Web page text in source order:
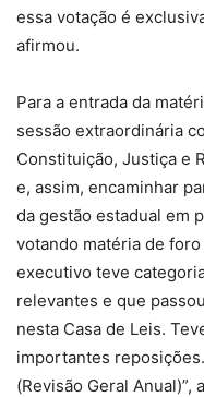
essa votação é
afirmou.
Para a entrada da
sessão extraordinária
Constituição, Justiça e
e, assim, encaminhar
da gestão estadual em
votando matéria de
executivo teve
relevantes e que
nesta Casa de Leis.
importantes
(Revisão Geral Anual)”,